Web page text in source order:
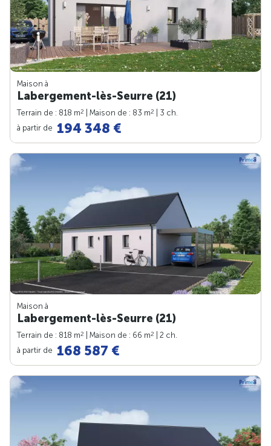
Maison à
Labergement-lès-Seurre (21)
Terrain de : 818 m2 | Maison de : 83 m2
| 3 ch.
à partir de 194 348 €
Maison à
Labergement-lès-Seurre (21)
Terrain de : 818 m2 | Maison de : 66 m2
| 2 ch.
à partir de 168 587 €